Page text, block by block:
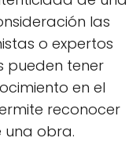
las
o expertos
pueden tener
en el
reconocer
obra.